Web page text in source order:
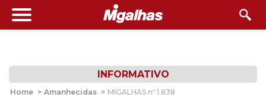
INFORMATIVO
Home > Amanhecidas > MIGALHAS nº 1.838